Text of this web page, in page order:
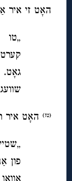
האָט זי איר
(טז) האָט איר
פון